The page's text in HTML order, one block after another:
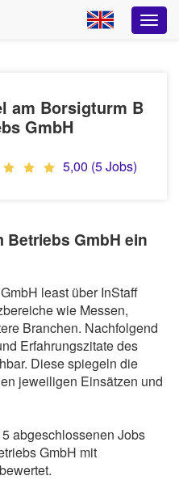
am Borsigturm B
GmbH
5,00 (5 Jobs)
Betriebs GmbH ein
least über InStaff
wie Messen,
Branchen. Nachfolgend
Erfahrungszitate des
Diese spiegeln die
jeweiligen Einsätzen und
abgeschlossenen Jobs
GmbH mit